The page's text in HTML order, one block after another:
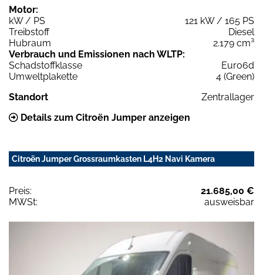
Motor:
kW / PS
121 kW / 165 PS
Treibstoff
Diesel
Hubraum
2.179 cm³
Verbrauch und Emissionen nach WLTP:
Schadstoffklasse
Euro6d
Umweltplakette
4 (Green)
Standort
Zentrallager
Details zum Citroën Jumper anzeigen
Citroën Jumper Grossraumkasten L4H2 Navi Kamera
Preis:
21.685,00 €
MWSt:
ausweisbar